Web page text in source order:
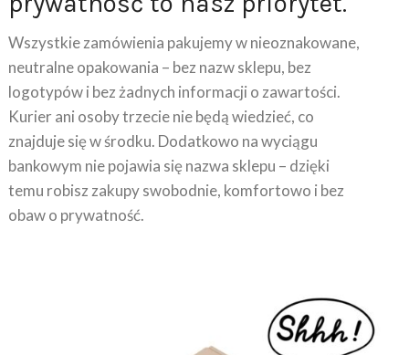
Wszystkie zamówienia pakujemy w nieoznakowane,
neutralne opakowania – bez nazw sklepu, bez
logotypów i bez żadnych informacji o zawartości.
Kurier ani osoby trzecie nie będą wiedzieć, co
znajduje się w środku. Dodatkowo na wyciągu
bankowym nie pojawia się nazwa sklepu – dzięki
temu robisz zakupy swobodnie, komfortowo i bez
obaw o prywatność.